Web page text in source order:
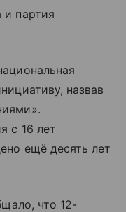
и партия
назвав
с 16 лет
ещё десять лет
что 12-